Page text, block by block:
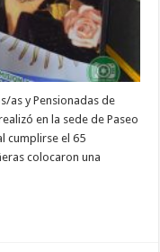
as y Pensionadas de
en la sede de Paseo
cumplirse el 65
colocaron una